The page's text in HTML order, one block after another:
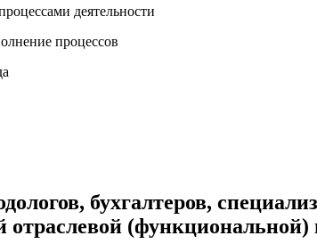
деятельности
процессов
бухгалтеров,
отраслевой